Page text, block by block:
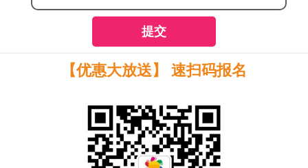
提交
【优惠大放送】 速扫码报名